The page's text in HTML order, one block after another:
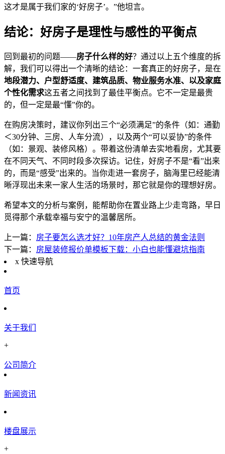
这才是属于我们家的‘好房子’。”他坦言。
结论：好房子是理性与感性的平衡点
回到最初的问题——房子什么样的好？通过以上五个维度的拆
解，我们可以得出一个清晰的结论：一套真正的好房子，是在
地段潜力、户型舒适度、建筑品质、物业服务水准、以及家庭
个性化需求这五者之间找到了最佳平衡点。它不一定是最贵
的，但一定是最“懂”你的。
在购房决策时，建议你列出三个“必须满足”的条件（如：通勤
＜30分钟、三房、人车分流），以及两个“可以妥协”的条件
（如：景观、装修风格）。带着这份清单去实地看房，尤其要
在不同天气、不同时段多次探访。记住，好房子不是“看”出来
的，而是“感受”出来的。当你走进一套房子，脑海里已经能清
晰浮现出未来一家人生活的场景时，那它就是你的理想好房。
希望本文的分析与案例，能帮助你在置业路上少走弯路，早日
觅得那个承载幸福与安宁的温馨居所。
上一篇： 房子要怎么选才好？10年房产人总结的黄金法则
下一篇： 房屋装修报价单模板下载：小白也能懂避坑指南
x 快速导航
首页
关于我们
+
公司简介
新闻资讯
楼盘展示
+